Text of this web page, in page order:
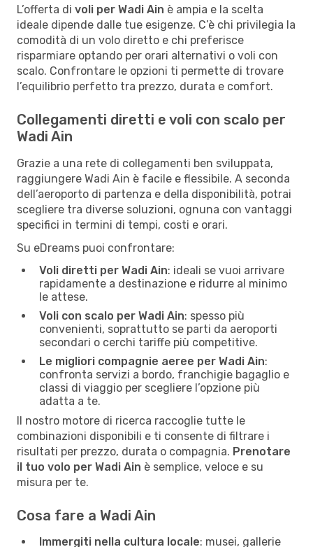
L’offerta di voli per Wadi Ain è ampia e la scelta
ideale dipende dalle tue esigenze. C’è chi privilegia la
comodità di un volo diretto e chi preferisce
risparmiare optando per orari alternativi o voli con
scalo. Confrontare le opzioni ti permette di trovare
l’equilibrio perfetto tra prezzo, durata e comfort.
Collegamenti diretti e voli con scalo per
Wadi Ain
Grazie a una rete di collegamenti ben sviluppata,
raggiungere Wadi Ain è facile e flessibile. A seconda
dell’aeroporto di partenza e della disponibilità, potrai
scegliere tra diverse soluzioni, ognuna con vantaggi
specifici in termini di tempi, costi e orari.
Su eDreams puoi confrontare:
Voli diretti per Wadi Ain: ideali se vuoi arrivare
rapidamente a destinazione e ridurre al minimo
le attese.
Voli con scalo per Wadi Ain: spesso più
convenienti, soprattutto se parti da aeroporti
secondari o cerchi tariffe più competitive.
Le migliori compagnie aeree per Wadi Ain:
confronta servizi a bordo, franchigie bagaglio e
classi di viaggio per scegliere l’opzione più
adatta a te.
Il nostro motore di ricerca raccoglie tutte le
combinazioni disponibili e ti consente di filtrare i
risultati per prezzo, durata o compagnia. Prenotare
il tuo volo per Wadi Ain è semplice, veloce e su
misura per te.
Cosa fare a Wadi Ain
Immergiti nella cultura locale: musei, gallerie